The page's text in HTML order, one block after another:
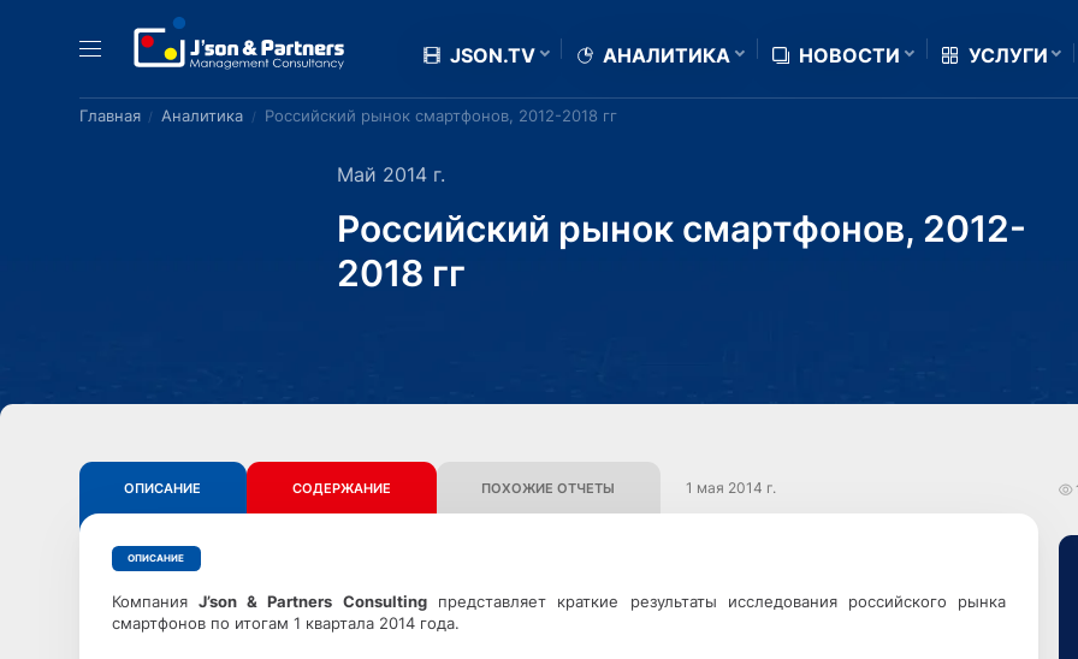
JSON.TV АНАЛИТИКА НОВОСТИ УСЛУГИ
Главная Аналитика Российский рынок смартфонов, 2012-2018 гг
Май 2014 г.
Российский рынок смартфонов, 2012-
2018 гг
ОПИСАНИЕ СОДЕРЖАНИЕ ПОХОЖИЕ ОТЧЕТЫ 1 мая 2014 г.
ОПИСАНИЕ
Компания J’son & Partners Consultingпредставляет краткие результаты исследования российского рынка
смартфонов по итогам 1 квартала 2014 года.